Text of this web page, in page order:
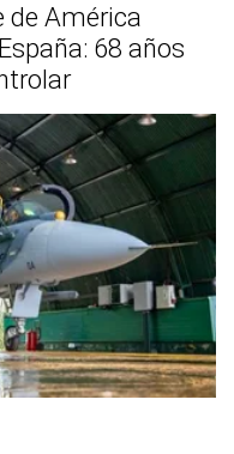
de América
68 años